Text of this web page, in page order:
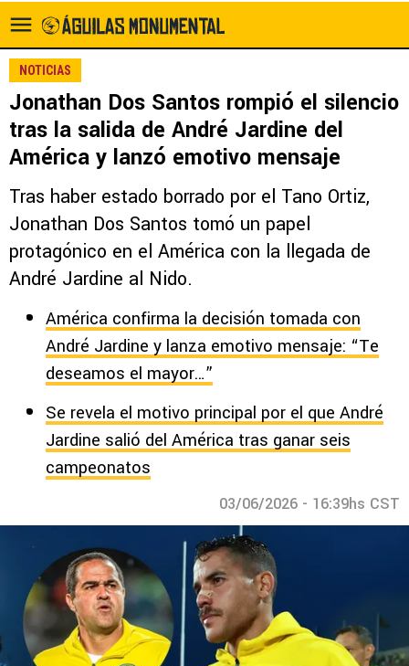
NOTICIAS
Jonathan Dos Santos rompió el silencio
tras la salida de André Jardine del
América y lanzó emotivo mensaje
Tras haber estado borrado por el Tano Ortiz,
Jonathan Dos Santos tomó un papel
protagónico en el América con la llegada de
André Jardine al Nido.
América confirma la decisión tomada con
André Jardine y lanza emotivo mensaje: “Te
deseamos el mayor…”
Se revela el motivo principal por el que André
Jardine salió del América tras ganar seis
campeonatos
03/06/2026 - 16:39hs CST